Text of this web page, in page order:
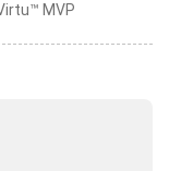
MVP